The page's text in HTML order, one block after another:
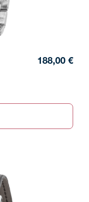
188,00 €